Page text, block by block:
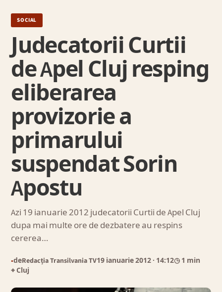
SOCIAL
Judecatorii Curtii
de Apel Cluj resping
eliberarea
provizorie a
primarului
suspendat Sorin
Apostu
Azi 19 ianuarie 2012 judecatorii Curtii de Apel Cluj
dupa mai multe ore de dezbatere au respins
cererea…
●deRedacția Transilvania TV19 ianuarie 2012 · 14:12◷ 1 min
⌖ Cluj